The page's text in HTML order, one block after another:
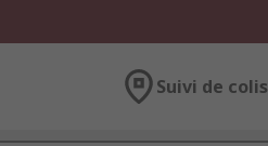
Suivi de colis